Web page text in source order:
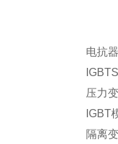
电抗
压力
IGBT
隔离